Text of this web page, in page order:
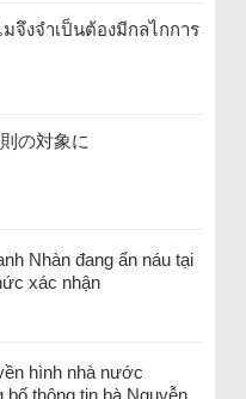
จึงจำเป็นต้องมีกลไกการ
の対象に
Nhàn đang ẩn náu tại
xác nhận
hình nhà nước
thông tin bà Nguyễn